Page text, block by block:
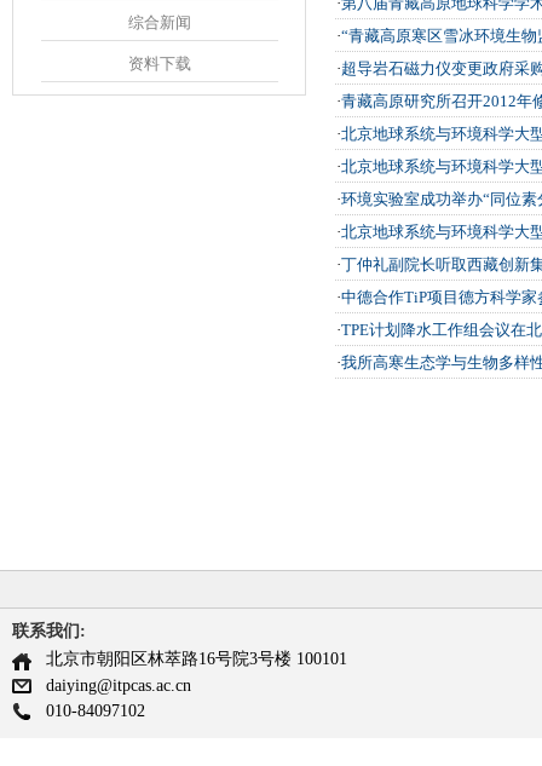
综合新闻
资料下载
·“青藏高原寒区雪冰环境生
·超导岩石磁力仪变更政府采
·青藏高原研究所召开2012年
·北京地球系统与环境科学大
·北京地球系统与环境科学大
·环境实验室成功举办“同位
·北京地球系统与环境科学大
·丁仲礼副院长听取西藏创新
·中德合作TiP项目德方科学
·TPE计划降水工作组会议在
·我所高寒生态学与生物多样
联系我们:
北京市朝阳区林萃路16号院3号楼 100101
daiying@itpcas.ac.cn
010-84097102